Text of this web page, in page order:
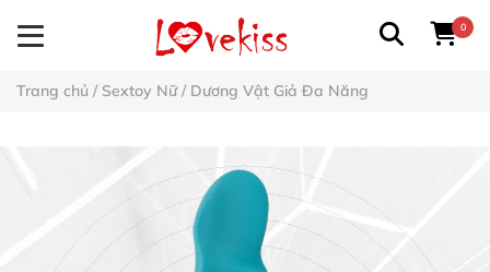
0
Trang chủ / Sextoy Nữ/ Dương Vật Giả Đa Năng